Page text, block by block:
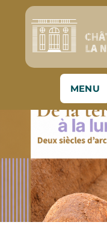
MENU